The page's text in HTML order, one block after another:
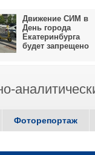
Движение СИМ в
День города
Екатеринбурга
будет запрещено
Фоторепортаж